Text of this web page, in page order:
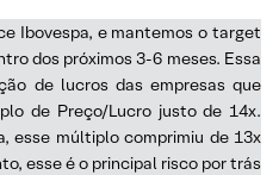
Ibovespa, e mantemos o target
dos próximos 3-6 meses. Essa
de lucros das empresas que
de Preço/Lucro justo de 14x.
esse múltiplo comprimiu de 13x
esse é o principal risco por trás